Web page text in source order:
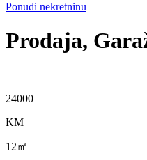
Ponudi nekretninu
Prodaja,
24000
KM
12㎡